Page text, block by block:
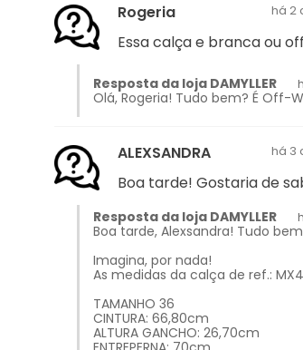
Rogeria há 2
Essa calça e branca ou
Resposta da loja DAMYLLER
Olá, Rogeria! Tudo bem? É Off-
ALEXSANDRA há 3
Boa tarde! Gostaria de
Resposta da loja DAMYLLER
Boa tarde, Alexsandra! Tudo
Imagina, por nada!
As medidas da calça de ref.:
TAMANHO 36
CINTURA: 66,80cm
ALTURA GANCHO: 26,70cm